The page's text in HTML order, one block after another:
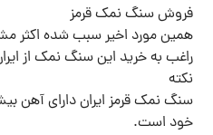
فروش سنگ نمک قرمز
همین مورد اخیر سبب شده اکثر
راغب به خرید این سنگ نمک از
نکته
سنگ نمک قرمز ایران دارای آهن
خود است.